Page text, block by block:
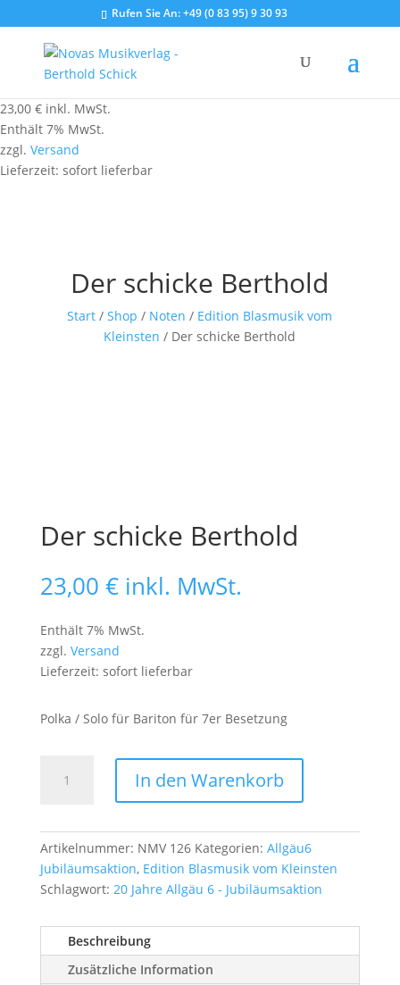
Rufen Sie An:+49 (0 83 95) 9 30 93
23,00 € inkl. MwSt.
Enthält 7% MwSt.
zzgl. Versand
Lieferzeit: sofort lieferbar
Der schicke Berthold
Start /Shop / Noten / Edition Blasmusik vom
Kleinsten / Der schicke Berthold
Der schicke Berthold
23,00 € inkl. MwSt.
Enthält 7% MwSt.
zzgl. Versand
Lieferzeit: sofort lieferbar
Polka / Solo für Bariton für 7er Besetzung
schicke
In den Warenkorb
Artikelnummer: NMV 126 Kategorien: Allgäu6
Jubiläumsaktion, Edition Blasmusik vom Kleinsten
Schlagwort: 20 Jahre Allgäu 6 - Jubiläumsaktion
Beschreibung
Zusätzliche Information